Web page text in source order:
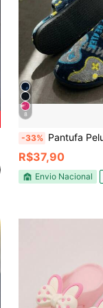
8
-33% Pantufa Peluciada Slippers slip-on Adulto Chinelo Casa
R$37,90
Envio Nacional